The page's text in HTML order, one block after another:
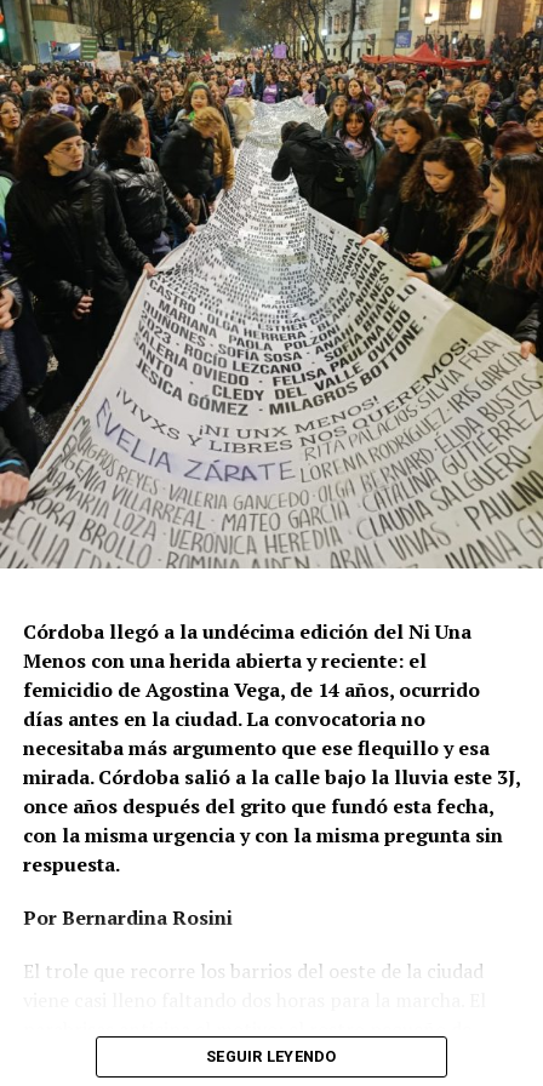
provee biodiversidad, y a una soberanía que se pierde río
abajo. Viaje en barco de MU desde el bajo delta
bonaerense, para conocer y escuchar a isleños,
productores, docentes, ambientalistas y vecinos que
resisten otra avanzada sobre un territorio en disputa.
Por Francisco Pandolfi
Descargar la Mu en PDF
Ganar la vida: La historia de (no)
Su hijo Ciro tenía 120 veces más agrotóxicos que lo
Córdoba llegó a la undécima edición del Ni Una
Menos con una herida abierta y reciente: el
femicidio de Agostina Vega, de 14 años, ocurrido
días antes en la ciudad. La convocatoria no
necesitaba más argumento que ese flequillo y esa
mirada. Córdoba salió a la calle bajo la lluvia este 3J,
once años después del grito que fundó esta fecha,
con la misma urgencia y con la misma pregunta sin
respuesta.
Por Bernardina Rosini
El trole que recorre los barrios del oeste de la ciudad
Agostina Vega, 14 años. Era fácil intuir que será una
SEGUIR LEYENDO